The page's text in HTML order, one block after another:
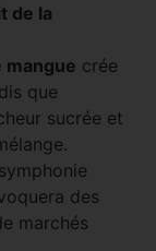
de la
mangue crée
que
sucrée et
des
marchés